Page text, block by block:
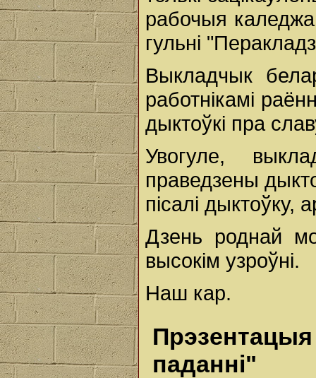
рабочыя
гульні
Выкладчык
работнікамі
дыктоўкі пра
Увогуле,
праведзены
пісалі дыктоўку,
Дзень роднай
высокім узроўні.
Наш кар.
паданні"